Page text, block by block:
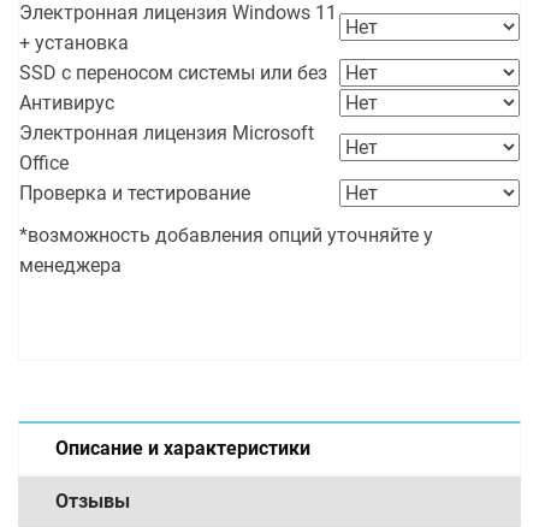
Электронная лицензия Windows 11
+ установка
SSD с переносом системы или без
Антивирус
Электронная лицензия Microsoft
Office
Проверка и тестирование
*возможность добавления опций уточняйте у
менеджера
Описание и характеристики
Отзывы